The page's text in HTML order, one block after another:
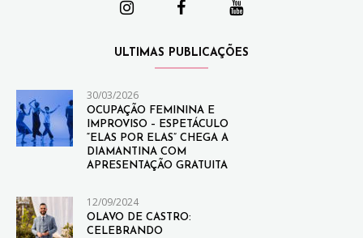
ULTIMAS PUBLICAÇÕES
30/03/2026
OCUPAÇÃO FEMININA E
IMPROVISO – ESPETÁCULO
“ELAS POR ELAS” CHEGA A
DIAMANTINA COM
APRESENTAÇÃO GRATUITA
12/09/2024
OLAVO DE CASTRO:
CELEBRANDO